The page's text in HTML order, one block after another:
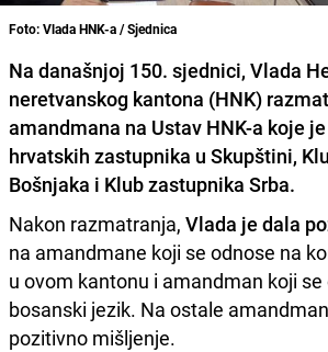
Foto: Vlada HNK-a / Sjednica
Na današnjoj 150. sjednici, Vlada
neretvanskog kantona (HNK) r
amandmana na Ustav HNK-a koje
hrvatskih zastupnika u Skupštini,
Bošnjaka i Klub zastupnika Srba.
Nakon razmatranja, Vlada je dala
na amandmane koji se odnose na
u ovom kantonu i amandman koji se
bosanski jezik. Na ostale
pozitivno mišljenje.